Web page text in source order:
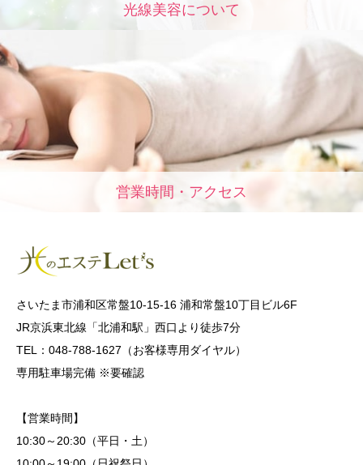
光線美容について
営業時間・アクセス
さいたま市浦和区常盤10-15-16 浦和常盤10丁目ビル6F
JR京浜東北線「北浦和駅」西口より徒歩7分
TEL：048-788-1627（お客様専用ダイヤル）
専用駐車場完備 ※要確認
【営業時間】
10:30～20:30（平日・土）